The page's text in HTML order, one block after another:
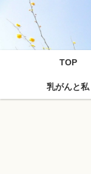
TOP
乳がんと私